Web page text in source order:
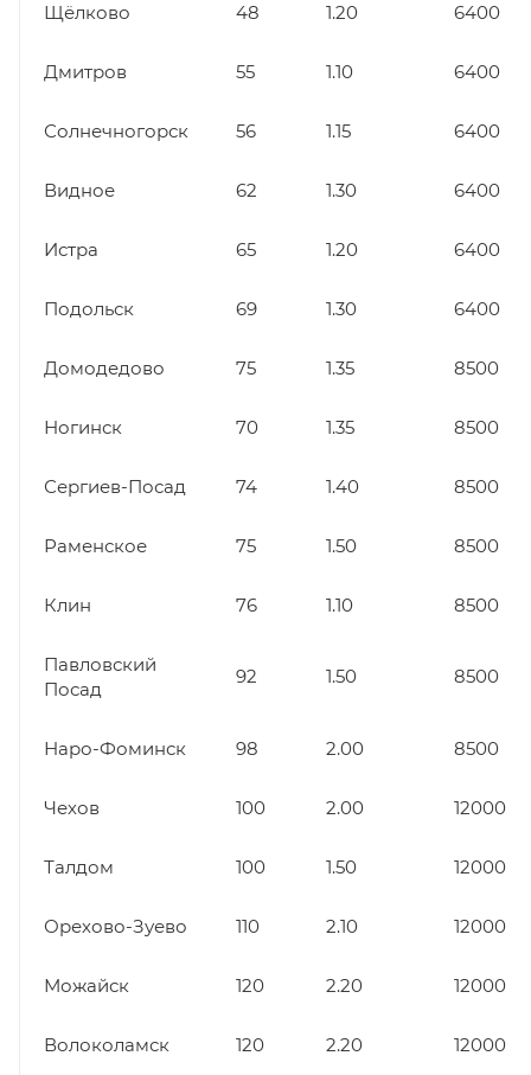
Щёлково 48 1.20 6400
Дмитров 55 1.10 6400
Солнечногорск 56 1.15 6400
Видное 62 1.30 6400
Истра 65 1.20 6400
Подольск 69 1.30 6400
Домодедово 75 1.35 8500
Ногинск 70 1.35 8500
Сергиев-Посад 74 1.40 8500
Раменское 75 1.50 8500
Клин 76 1.10 8500
Павловский
Посад
92 1.50 8500
Наро-Фоминск 98 2.00 8500
Чехов 100 2.00 12000
Талдом 100 1.50 12000
Орехово-Зуево 110 2.10 12000
Можайск 120 2.20 12000
Волоколамск 120 2.20 12000